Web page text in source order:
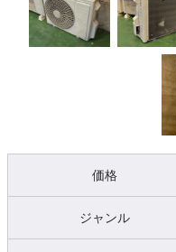
価格
ジャンル